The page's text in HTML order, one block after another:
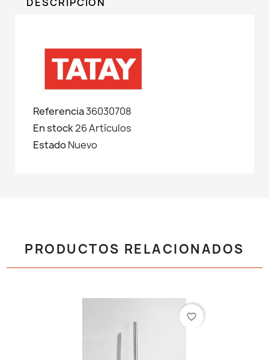
Referencia36030708
En stock26 Artículos
EstadoNuevo
PRODUCTOS RELACIONADOS
favorite_border